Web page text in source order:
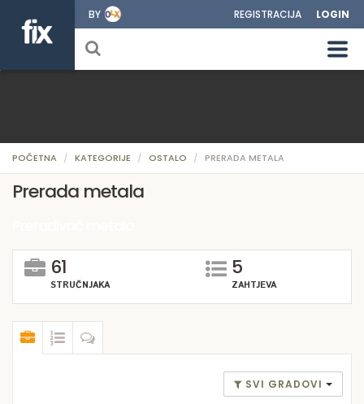
BY REGISTRACIJA LOGIN
POČETNA KATEGORIJE OSTALO PRERADA METALA
Prerada metala
61
STRUČNJAKA
5
ZAHTJEVA
SVI GRADOVI